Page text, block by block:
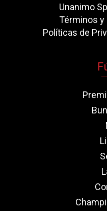
Unanimo
Términos
Políticas de